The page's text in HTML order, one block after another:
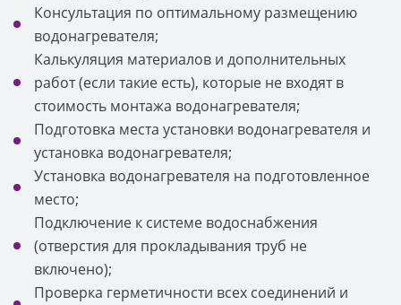
Консультация по оптимальному размещению
водонагревателя;
Калькуляция материалов и дополнительных
работ (если такие есть), которые не входят в
стоимость монтажа водонагревателя;
Подготовка места установки водонагревателя и
установка водонагревателя;
Установка водонагревателя на подготовленное
место;
Подключение к системе водоснабжения
(отверстия для прокладывания труб не
включено);
Проверка герметичности всех соединений и